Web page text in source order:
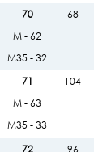
70
68
М - 62
М35 - 32
71
104
М - 63
М35 - 33
72
96